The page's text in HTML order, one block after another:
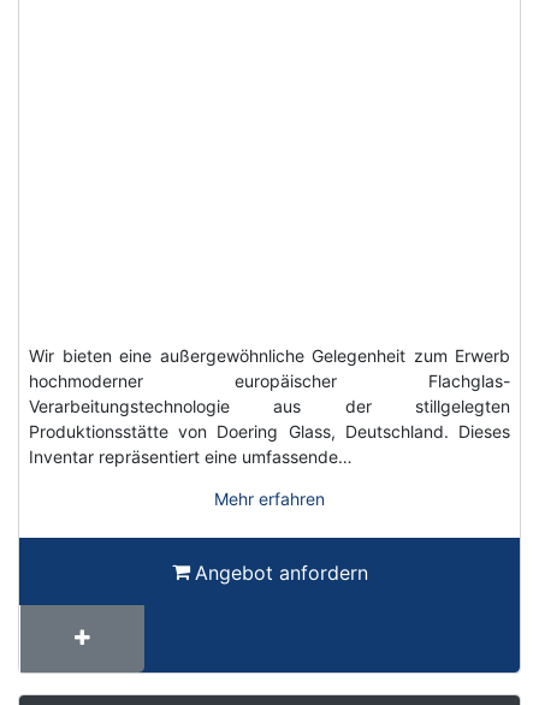
Wir bieten eine außergewöhnliche Gelegenheit zum Erwerb
hochmoderner europäischer Flachglas-
Verarbeitungstechnologie aus der stillgelegten
Produktionsstätte von Doering Glass, Deutschland. Dieses
Inventar repräsentiert eine umfassende…
Mehr erfahren
Angebot anfordern